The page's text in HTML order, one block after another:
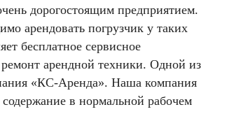
дорогостоящим предприятием.
арендовать погрузчик у таких
бесплатное сервисное
арендной техники. Одной из
«КС-Аренда». Наша компания
в нормальной рабочем